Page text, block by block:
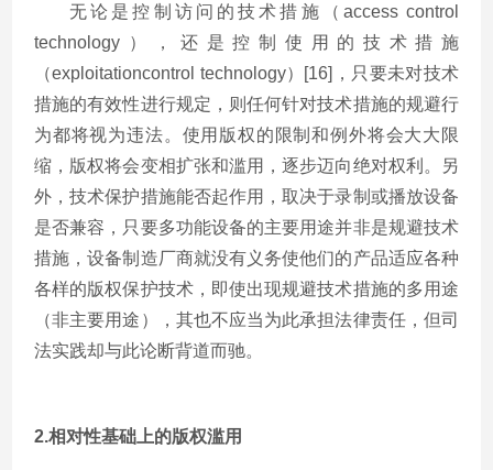
无论是控制访问的技术措施（access control
technology），还是控制使用的技术措施
（exploitationcontrol technology）[16]，只要未对技术
措施的有效性进行规定，则任何针对技术措施的规避行
为都将视为违法。使用版权的限制和例外将会大大限
缩，版权将会变相扩张和滥用，逐步迈向绝对权利。另
外，技术保护措施能否起作用，取决于录制或播放设备
是否兼容，只要多功能设备的主要用途并非是规避技术
措施，设备制造厂商就没有义务使他们的产品适应各种
各样的版权保护技术，即使出现规避技术措施的多用途
（非主要用途），其也不应当为此承担法律责任，但司
法实践却与此论断背道而驰。
2.相对性基础上的版权滥用